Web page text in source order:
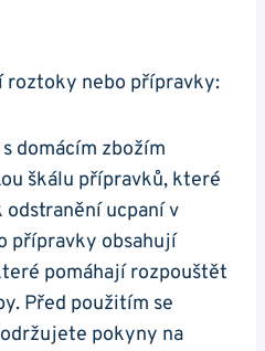
roztoky ​nebo přípravky:
domácím zbožím
škálu přípravků,‍ které
odstranění ucpaní ⁣v
‌přípravky obsahují
pomáhají rozpouštět
Před použitím se
⁤pokyny‍ na